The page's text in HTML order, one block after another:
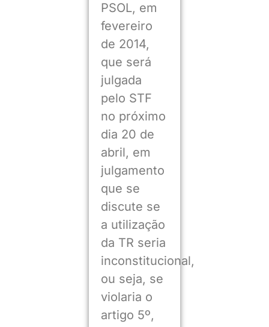
PSOL, em
fevereiro
de 2014,
que será
julgada
pelo STF
no próximo
dia 20 de
abril, em
julgamento
que se
discute se
a utilização
da TR seria
inconstitucional,
ou seja, se
violaria o
artigo 5º,